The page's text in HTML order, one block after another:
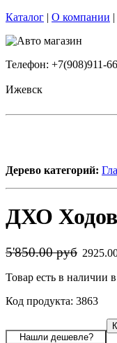
Каталог | О компании |
Телефон: +7(908)911-
Ижевск
Дерево категорий:
ДХО
5'850.00 руб
Товар есть в наличии
Код продукта: 3863